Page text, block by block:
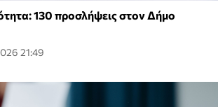
130 προσλήψεις στον Δήμο
21:49